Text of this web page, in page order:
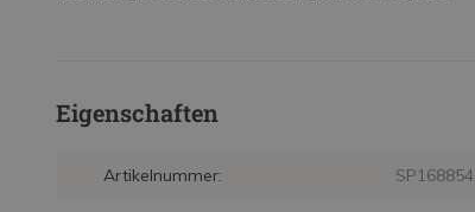
Eigenschaften
Artikelnummer: SP168854